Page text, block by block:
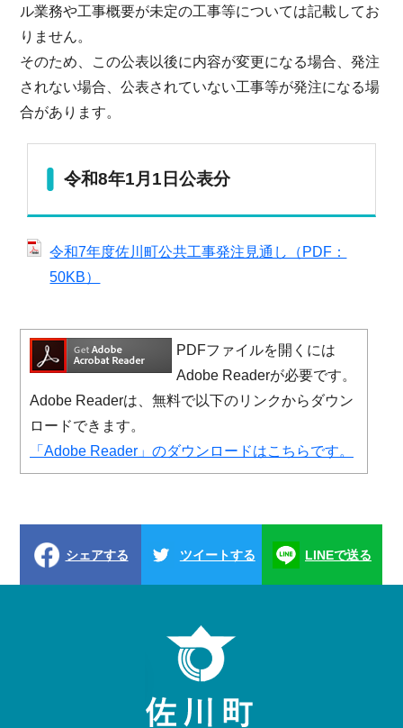
ル業務や工事概要が未定の工事等については記載してお
りません。
そのため、この公表以後に内容が変更になる場合、発注
されない場合、公表されていない工事等が発注になる場
合があります。
令和8年1月1日公表分
令和7年度佐川町公共工事発注見通し（PDF：
50KB）
PDFファイルを開くには
Adobe Readerが必要です。
Adobe Readerは、無料で以下のリンクからダウン
ロードできます。
「Adobe Reader」のダウンロードはこちらです。
シェアする ツイートする LINEで送る